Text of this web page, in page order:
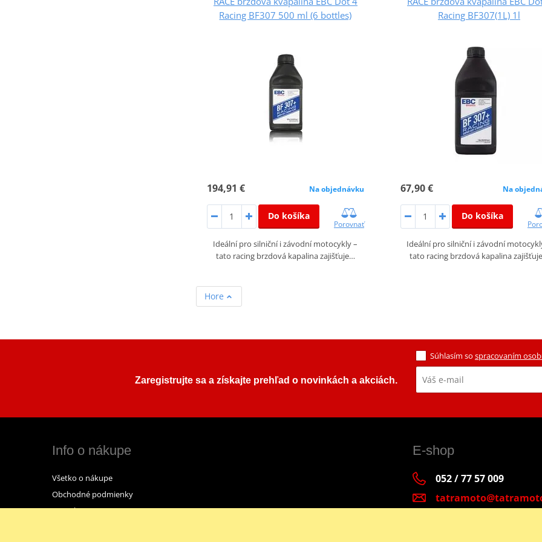
Racing BF307 500 ml (6 bottles)
194,91 € Na objednávku
Do košíka
Porovnať
Ideální pro silniční i závodní motocykly –
tato racing brzdová kapalina zajišťuje…
Racing BF307(1L) 1l
67,90 € Na
Do košíka
Ideální pro silniční i závodní
tato racing brzdová kapalina
Hore
Zaregistrujte sa a získajte prehľad o novinkách a akciách.
Súhlasím so spracovaním
Info o nákupe
Všetko o nákupe
Obchodné podmienky
Kontakt
E-shop
052 / 77 57 009